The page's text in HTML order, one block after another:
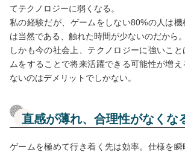
てテクノロジーに弱くなる。
私の経験だが、ゲームをしない80%の人は
は当然である、触れた時間が少ないのだから。
しかも今の社会上、テクノロジーに強いこ
ムをすることで将来活躍できる可能性が増
ないのはデメリットでしかない。
直感が薄れ、合理性がなくな
ゲームを極めて行き着く先は効率。仕様を